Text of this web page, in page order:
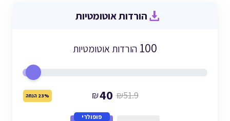
הורדות אוטומטיות
100 הורדות אוטומטיות
₪40 ₪51.9 23% הנחה
פופולרי